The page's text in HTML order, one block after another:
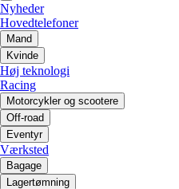
Nyheder
Hovedtelefoner
Mand
Kvinde
Høj teknologi
Racing
Motorcykler og scootere
Off-road
Eventyr
Værksted
Bagage
Lagertømning